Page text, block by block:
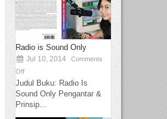
Radio is Sound Only
Jul 10, 2014
Comments
Off
Judul Buku: Radio Is
Sound Only Pengantar &
Prinsip...